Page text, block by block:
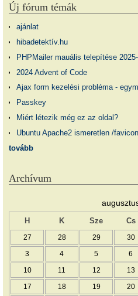
Új fórum témák
ajánlat
hibadetektív.hu
PHPMailer mauális telepítése
2024 Advent of Code
Ajax form kezelési probléma -
Passkey
Miért létezik még ez az oldal?
Ubuntu Apache2 ismeretlen /
tovább
Archívum
H K Sze Cs
27 28 29 30
3 4 5 6
10 11 12 13
17 18 19 20